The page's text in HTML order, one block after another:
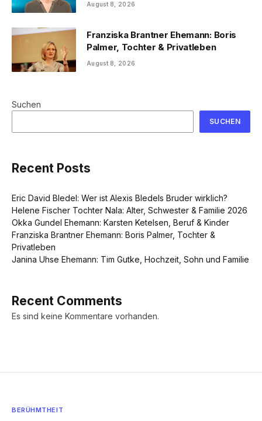
August 8, 2026
Franziska Brantner Ehemann: Boris
Palmer, Tochter & Privatleben
August 8, 2026
Suchen
SUCHEN
Recent Posts
Eric David Bledel: Wer ist Alexis Bledels Bruder wirklich?
Helene Fischer Tochter Nala: Alter, Schwester & Familie 2026
Okka Gundel Ehemann: Karsten Ketelsen, Beruf & Kinder
Franziska Brantner Ehemann: Boris Palmer, Tochter &
Privatleben
Janina Uhse Ehemann: Tim Gutke, Hochzeit, Sohn und Familie
Recent Comments
Es sind keine Kommentare vorhanden.
BERÜHMTHEIT